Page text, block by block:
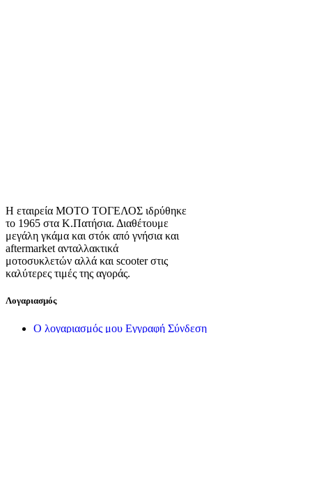
Η εταιρεία ΜΟΤΟ ΤΟΓΕΛΟΣ ιδρύθηκε
το 1965 στα Κ.Πατήσια. Διαθέτουμε
μεγάλη γκάμα και στόκ από γνήσια και
aftermarket ανταλλακτικά
μοτοσυκλετών αλλά και scooter στις
καλύτερες τιμές της αγοράς.
Λογαριασμός
Ο λογαριασμός μου Εγγραφή Σύνδεση